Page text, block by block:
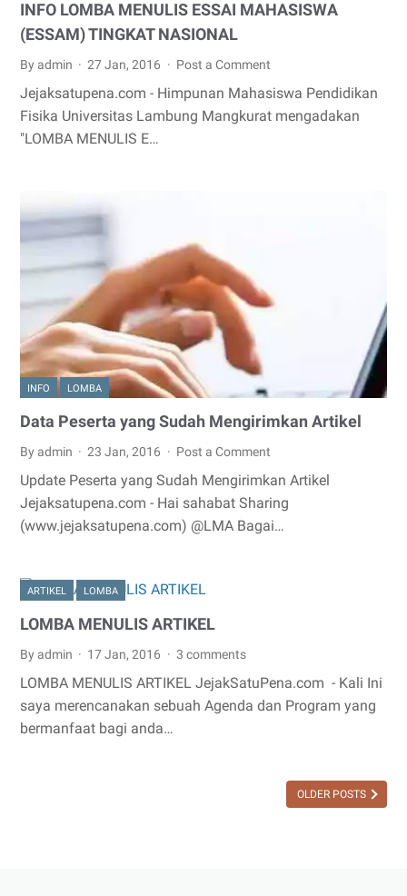
INFO LOMBA MENULIS ESSAI MAHASISWA
(ESSAM) TINGKAT NASIONAL
By admin 27 Jan, 2016 Post a Comment
Jejaksatupena.com - Himpunan Mahasiswa Pendidikan
Fisika Universitas Lambung Mangkurat mengadakan
"LOMBA MENULIS E…
INFO LOMBA
Data Peserta yang Sudah Mengirimkan Artikel
By admin 23 Jan, 2016 Post a Comment
Update Peserta yang Sudah Mengirimkan Artikel
Jejaksatupena.com - Hai sahabat Sharing
(www.jejaksatupena.com) @LMA Bagai…
ARTIKEL LOMBA
LOMBA MENULIS ARTIKEL
By admin 17 Jan, 2016 3 comments
LOMBA MENULIS ARTIKEL JejakSatuPena.com - Kali Ini
saya merencanakan sebuah Agenda dan Program yang
bermanfaat bagi anda…
OLDER POSTS